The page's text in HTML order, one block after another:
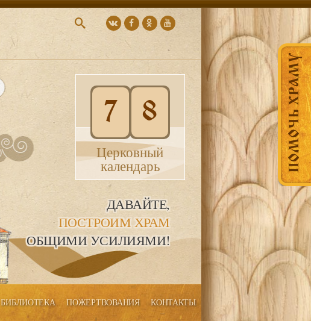
ПОМОЧЬ ХРАМУ
7 8
Церковный
календарь
ДАВАЙТЕ,
ПОСТРОИМ ХРАМ
ОБЩИМИ УСИЛИЯМИ!
БИБЛИОТЕКА ПОЖЕРТВОВАНИЯ КОНТАКТЫ